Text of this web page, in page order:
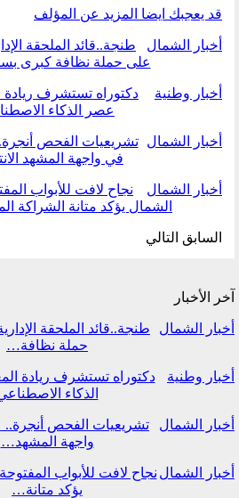
قد يعجبك ايضا المزيد عن المؤلف
أخبار الشمال
على حملة نظافة كبرى
أخبار وطنية
دكتوراه تستشرف ريادة
عصر الذكاء
أخبار الشمال
تشريعيات الفحص
في واجهة المشهد
أخبار الشمال
الشمال يؤكد متانة الشراكة
السابق التالي
آخر الأخبار
أخبار الشمال
حملة نظافة…
أخبار وطنية
دكتوراه تستشرف ريادة
الذكاء
أخبار الشمال
تشريعيات الفحص أنجرة..
واجهة المشهد…
أخبار الشمال
يؤكد متانة…